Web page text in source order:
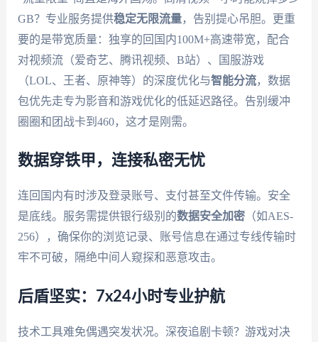
GB？专业服务提供稳定无限流量，告别提心吊胆。更重
要的是带宽质量：独享的回国内100M+高速带宽，配合
对视频流（爱奇艺、腾讯视频、B站）、国服游戏
（LOL、王者、原神等）的深度优化与智能分流，数据
包优先走专为影音和游戏优化的低延迟路径。告别缓冲
圈圈和团战卡到460，这才是刚需。
数据穿铁甲，连接私密无忧
连回国内有时涉及登录账号、支付甚至文件传输。安全
是底线。服务需提供银行级别的数据安全加密（如AES-
256），确保你的浏览记录、账号信息在通过专线传输时
牢不可破，隔绝中间人窥探和恶意攻击。
后盾坚实：7x24小时专业护航
技术工具难免偶遇突发状况。深夜追剧卡顿？游戏对决